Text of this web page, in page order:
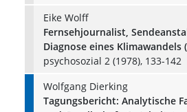
Eike Wolff
Fernsehjournalist,
Diagnose eines Klimawandels
psychosozial 2 (1978), 133-142
Wolfgang Dierking
Tagungsbericht: Analytische